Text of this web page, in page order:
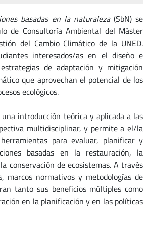
basadas en la naturaleza(SbN) se
de Consultoría Ambiental del Máster
del Cambio Climático de la UNED.
interesados/as en el diseño e
de adaptación y mitigación
que aprovechan el potencial de los
ecológicos.
introducción teórica y aplicada a las
multidisciplinar, y permite a el/la
para evaluar, planificar y
basadas en la restauración, la
conservación de ecosistemas. A través
marcos normativos y metodologías de
tanto sus beneficios múltiples como
en la planificación y en las políticas